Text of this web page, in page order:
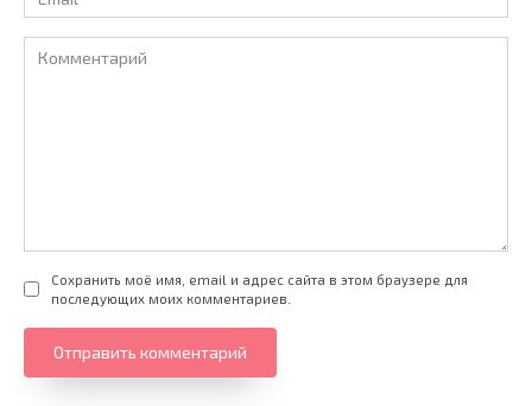
*
Комментарий
Сохранить моё имя, email и адрес сайта в этом браузере для
последующих моих комментариев.